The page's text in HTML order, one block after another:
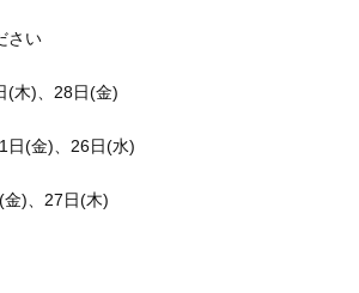
さい
木)、28日(金)
(金)、26日(水)
)、27日(木)